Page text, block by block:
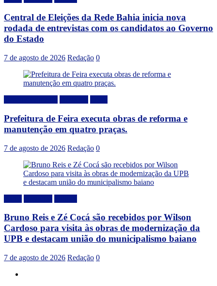
Central de Eleições da Rede Bahia inicia nova
rodada de entrevistas com os candidatos ao Governo
do Estado
7 de agosto de 2026 Redação 0
Prefeitura de Feira executa obras de reforma e
manutenção em quatro praças.
7 de agosto de 2026 Redação 0
Bruno Reis e Zé Cocá são recebidos por Wilson
Cardoso para visita às obras de modernização da
UPB e destacam união do municipalismo baiano
7 de agosto de 2026 Redação 0